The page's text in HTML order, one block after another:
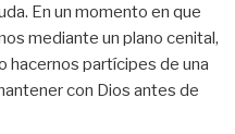
En un momento en que
mediante un plano cenital,
hacernos partícipes de una
con Dios antes de